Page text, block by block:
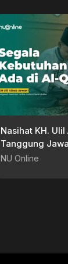
Nasihat KH.
Tanggung
Anak Khatam
NU Online